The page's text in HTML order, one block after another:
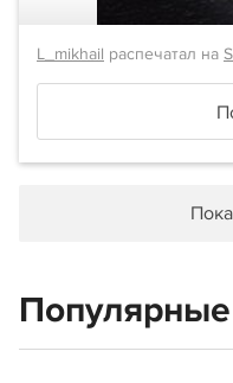
L_mikhail распечатал на